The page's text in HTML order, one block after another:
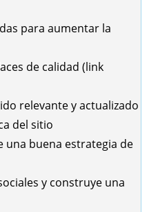
para aumentar la
de calidad (link
relevante y actualizado
del sitio
una buena estrategia de
y construye una